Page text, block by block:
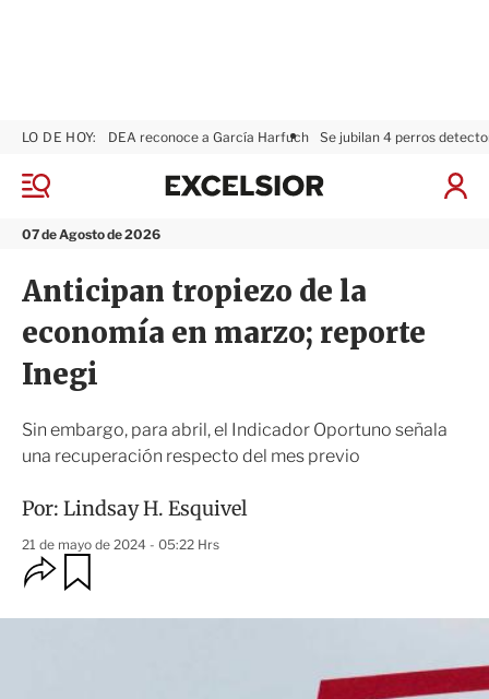
M
n
07 de Agosto de 2026
LO DE HOY: DEA reconoce a García Harfuch Se jubilan 4 perros
I
x
i
r
Anticipan tropiezo de la
economía en marzo; reporte
Inegi
Sin embargo, para abril, el Indicador Oportuno señala
una recuperación respecto del mes previo
Por: Lindsay H. Esquivel
21 de mayo de 2024 - 05:22 Hrs
O
p
i
r